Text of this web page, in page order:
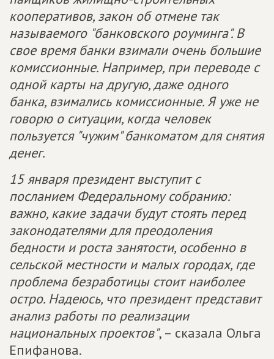
кооперативов, закон об отмене так
называемого "банковского роуминга". В
свое время банки взимали очень большие
комиссионные. Например, при переводе с
одной карты на другую, даже одного
банка, взимались комиссионные. Я уже не
говорю о ситуации, когда человек
пользуется "чужим" банкоматом для снятия
денег.
15 января президент выступит с
посланием Федеральному собранию:
важно, какие задачи будут стоять перед
законодателями для преодоления
бедности и роста занятости, особенно в
сельской местности и малых городах, где
проблема безработицы стоит наиболее
остро. Надеюсь, что президент представит
анализ работы по реализации
национальных проектов", – сказала Ольга
Епифанова.